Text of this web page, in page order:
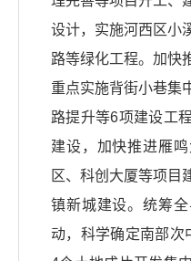
设计，实施河西区小
路等绿化工程。加快
重点实施背街小巷集
路提升等6项建设工
建设，加快推进雁
区、科创大厦等项目
镇新城建设。统筹
动，科学确定南部次